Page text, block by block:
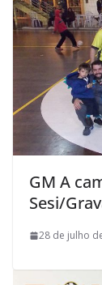
GM A
Sesi/
28 de julho